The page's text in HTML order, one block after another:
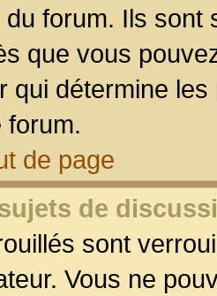
du forum. Ils
que vous
qui détermine
forum.
de page
de
sont
Vous ne